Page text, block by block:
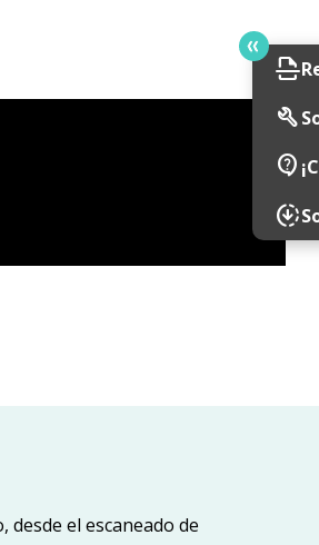
desde el escaneado de
scan
build
contact_support
downloading